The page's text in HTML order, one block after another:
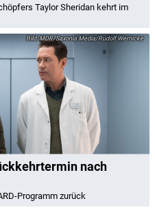
Taylor Sheridan kehrt im
MDR/Saxonia Media/Rudolf Wernicke
nach
Programm zurück